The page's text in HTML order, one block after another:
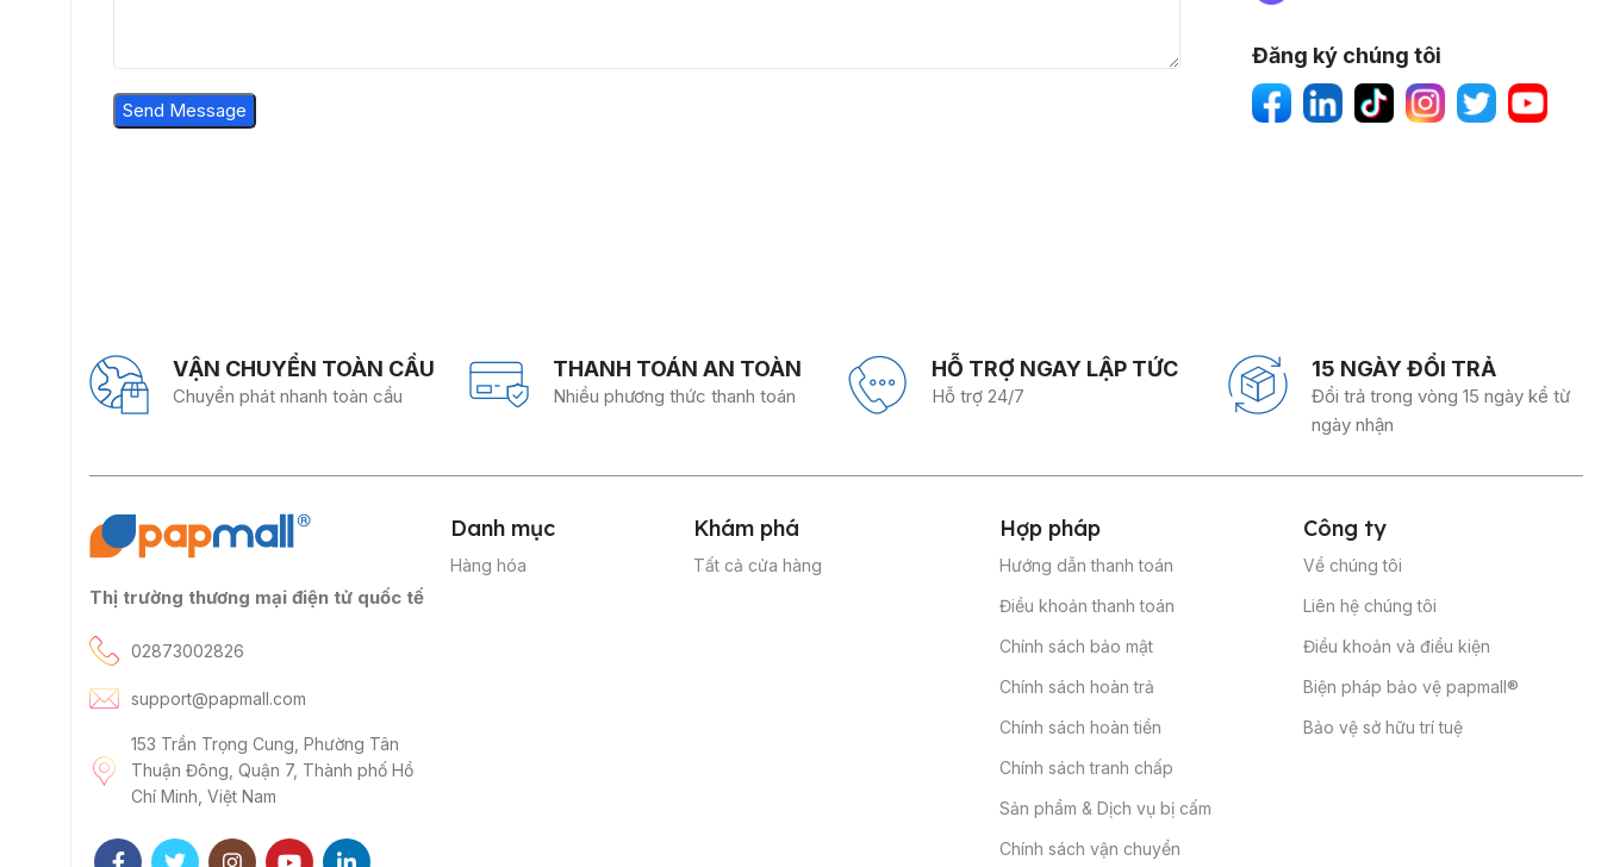
Đăng ký chúng tôi
VẬN CHUYỂN TOÀN CẦU
Chuyển phát nhanh toàn cầu
THANH TOÁN AN TOÀN
Nhiều phương thức thanh toán
HỖ TRỢ NGAY LẬP TỨC
Hỗ trợ 24/7
15 NGÀY ĐỔI TRẢ
Đổi trả trong vòng 15 ngày kể từ
ngày nhận
Thị trường thương mại điện tử quốc tế
02873002826
support@papmall.com
153 Trần Trọng Cung, Phường Tân
Thuận Đông, Quận 7, Thành phố Hồ
Chí Minh, Việt Nam
Danh mục
Hàng hóa
Khám phá
Tất cả cửa hàng
Hợp pháp
Hướng dẫn thanh toán
Điều khoản thanh toán
Chính sách bảo mật
Chính sách hoàn trả
Chính sách hoàn tiền
Chính sách tranh chấp
Sản phẩm & Dịch vụ bị cấm
Chính sách vận chuyển
Công ty
Về chúng tôi
Liên hệ chúng tôi
Điều khoản và điều kiện
Biện pháp bảo vệ papmall®
Bảo vệ sở hữu trí tuệ